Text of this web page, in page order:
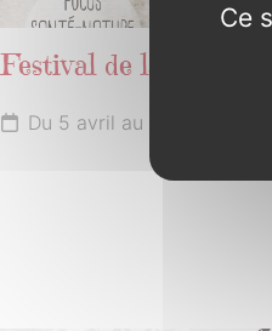
Festival de la
Du 5 avril au 1er mai 2025
Ce